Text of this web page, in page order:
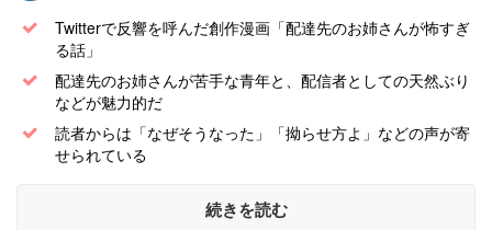
Twitterで反響を呼んだ創作漫画「配達先のお姉さんが怖すぎ
る話」
配達先のお姉さんが苦手な青年と、配信者としての天然ぶり
などが魅力的だ
読者からは「なぜそうなった」「拗らせ方よ」などの声が寄
せられている
続きを読む